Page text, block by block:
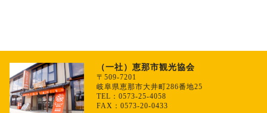
（一社）恵那市観光協会
〒509-7201
岐阜県恵那市大井町286番地25
TEL：0573-25-4058
FAX：0573-20-0433